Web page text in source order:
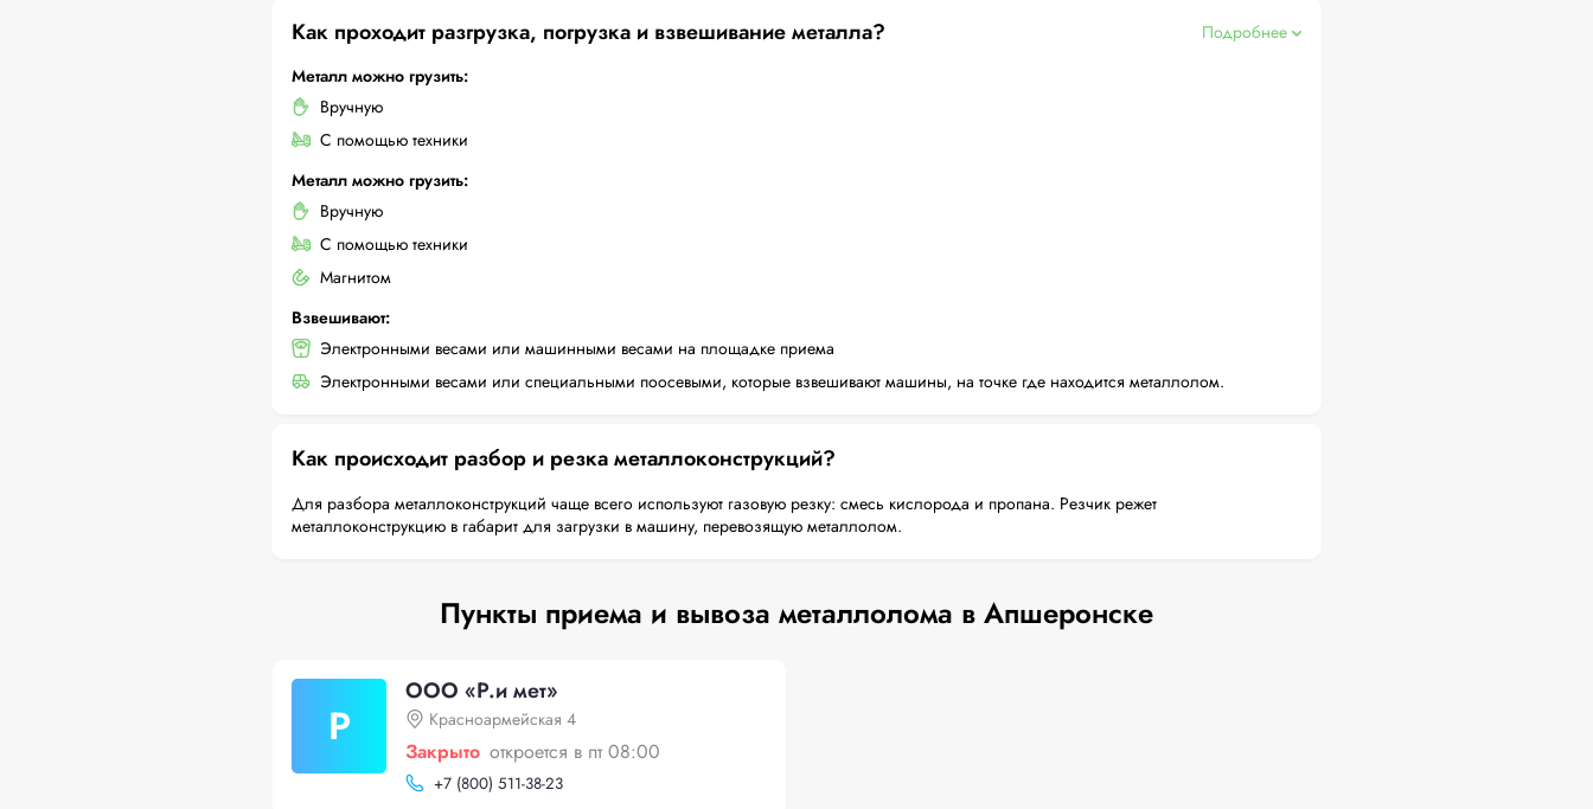
Как проходит разгрузка, погрузка и взвешивание металла?
Подробнее
Металл можно грузить:
Вручную
С помощью техники
Металл можно грузить:
Вручную
С помощью техники
Магнитом
Взвешивают:
Электронными весами или машинными весами на площадке приема
Электронными весами или специальными поосевыми, которые взвешивают машины, на точке где находится металлолом.
Как происходит разбор и резка металлоконструкций?
Для разбора металлоконструкций чаще всего используют газовую резку: смесь кислорода и пропана. Резчик режет
металлоконструкцию в габарит для загрузки в машину, перевозящую металлолом.
Пункты приема и вывоза металлолома в Апшеронске
Р
ООО «Р.и мет»
Красноармейская 4
Закрыто откроется в пт 08:00
+7 (800) 511-38-23